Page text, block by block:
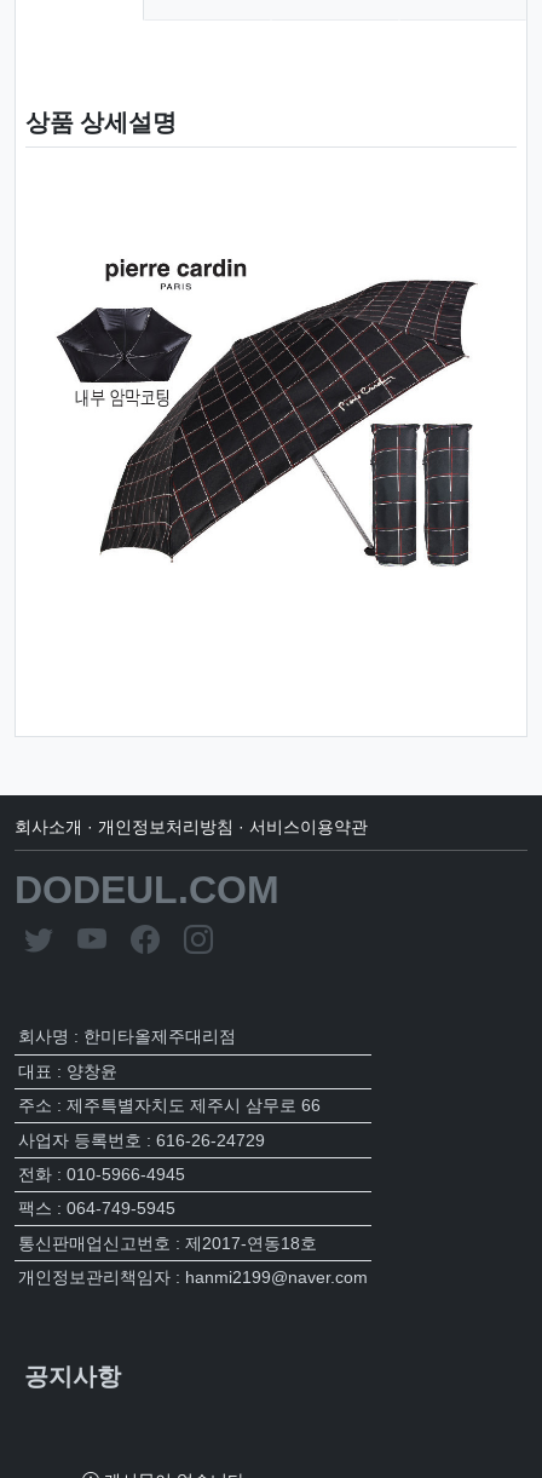
상품 상세설명
회사소개 · 개인정보처리방침 · 서비스이용약관
DODEUL.COM
회사명 : 한미타올제주대리점
대표 : 양창윤
주소 : 제주특별자치도 제주시 삼무로 66
사업자 등록번호 : 616-26-24729
전화 : 010-5966-4945
팩스 : 064-749-5945
통신판매업신고번호 : 제2017-연동18호
개인정보관리책임자 : hanmi2199@naver.com
공지사항